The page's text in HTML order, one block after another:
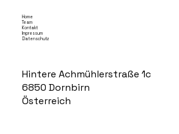
Home
Team
Kontakt
Impressum
Datenschutz
Hintere Achmühlerstraße 1c
6850 Dornbirn
Österreich